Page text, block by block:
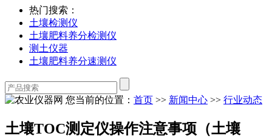
热门搜索：
土壤检测仪
土壤肥料养分检测仪
测土仪器
土壤肥料养分速测仪
您当前的位置： 首页 >> 新闻中心 >> 行业动态
土壤TOC测定仪操作注意事项（土壤